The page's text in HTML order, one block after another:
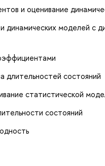
и оценивание
динамических моделей с
длительностей состояний
статистической
состояний